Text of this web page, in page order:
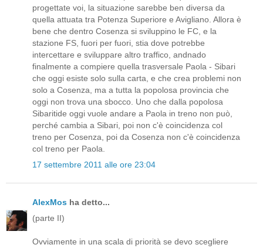
progettate voi, la situazione sarebbe ben diversa da
quella attuata tra Potenza Superiore e Avigliano. Allora è
bene che dentro Cosenza si sviluppino le FC, e la
stazione FS, fuori per fuori, stia dove potrebbe
intercettare e sviluppare altro traffico, andnado
finalmente a compiere quella trasversale Paola - Sibari
che oggi esiste solo sulla carta, e che crea problemi non
solo a Cosenza, ma a tutta la popolosa provincia che
oggi non trova una sbocco. Uno che dalla popolosa
Sibaritide oggi vuole andare a Paola in treno non può,
perché cambia a Sibari, poi non c'è coincidenza col
treno per Cosenza, poi da Cosenza non c'è coincidenza
col treno per Paola.
17 settembre 2011 alle ore 23:04
AlexMos ha detto...
(parte II)
Ovviamente in una scala di priorità se devo scegliere